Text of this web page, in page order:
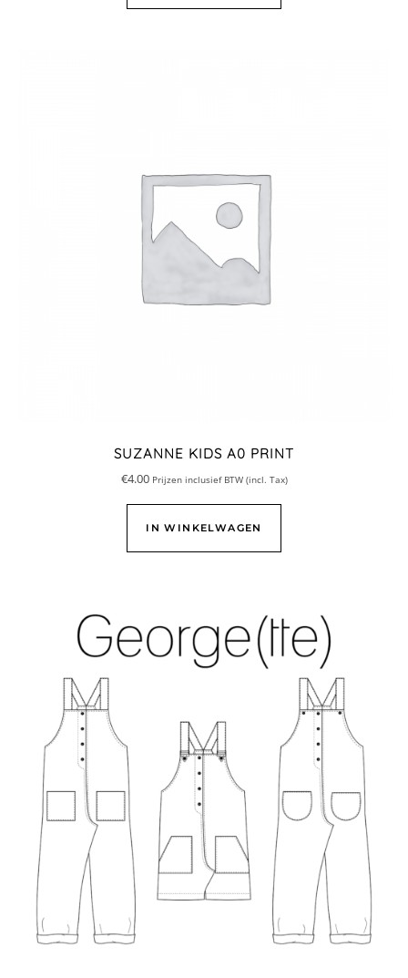
SUZANNE KIDS A0 PRINT
€4.00 Prijzen inclusief BTW (incl. Tax)
IN WINKELWAGEN